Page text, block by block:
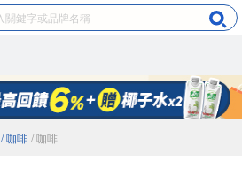
/ 咖啡 / 咖啡